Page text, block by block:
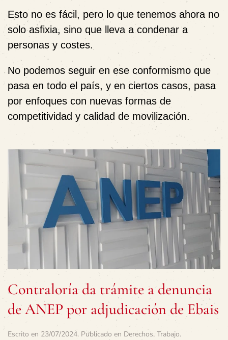
Esto no es fácil, pero lo que tenemos ahora no
solo asfixia, sino que lleva a condenar a
personas y costes.
No podemos seguir en ese conformismo que
pasa en todo el país, y en ciertos casos, pasa
por enfoques con nuevas formas de
competitividad y calidad de movilización.
Contraloría da trámite a denuncia
de ANEP por adjudicación de Ebais
Escrito en 23/07/2024. Publicado en Derechos, Trabajo.